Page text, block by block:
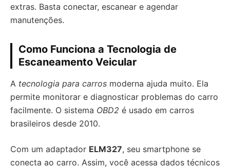
extras. Basta conectar, escanear e agendar
manutenções.
Como Funciona a Tecnologia de
Escaneamento Veicular
A tecnologia para carros moderna ajuda muito. Ela
permite monitorar e diagnosticar problemas do carro
facilmente. O sistema OBD2 é usado em carros
brasileiros desde 2010.
Com um adaptador ELM327, seu smartphone se
conecta ao carro. Assim, você acessa dados técnicos